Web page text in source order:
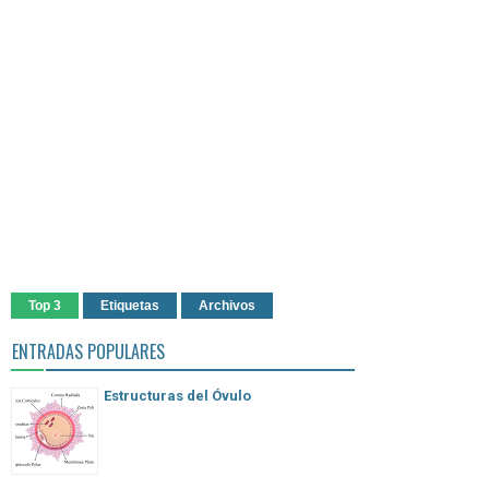
Top 3 Etiquetas Archivos
ENTRADAS POPULARES
Estructuras del Óvulo